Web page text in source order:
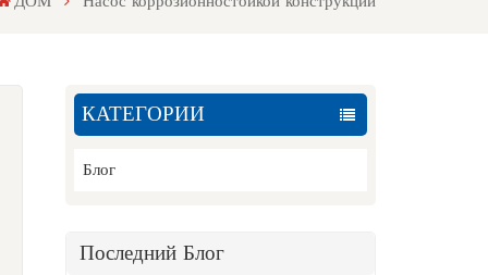
КАТЕГОРИИ
Блог
Последний Блог